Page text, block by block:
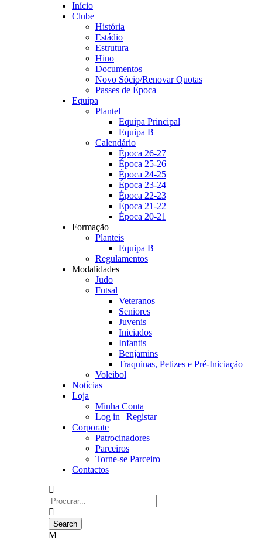
Início
Clube
História
Estádio
Estrutura
Hino
Documentos
Novo Sócio/Renovar Quotas
Passes de Época
Equipa
Plantel
Equipa Principal
Equipa B
Calendário
Época 26-27
Época 25-26
Época 24-25
Época 23-24
Época 22-23
Época 21-22
Época 20-21
Formação
Planteis
Equipa B
Regulamentos
Modalidades
Judo
Futsal
Veteranos
Seniores
Juvenis
Iniciados
Infantis
Benjamins
Traquinas, Petizes e Pré-Iniciação
Voleibol
Notícias
Loja
Minha Conta
Log in | Registar
Corporate
Patrocinadores
Parceiros
Torne-se Parceiro
Contactos